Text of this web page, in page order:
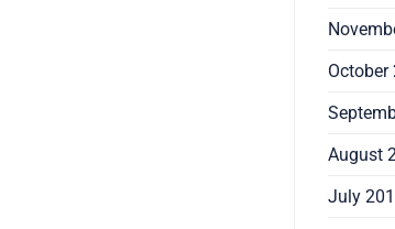
October
August
July